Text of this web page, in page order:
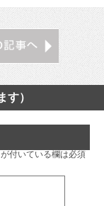
す）
が付いている欄は必須